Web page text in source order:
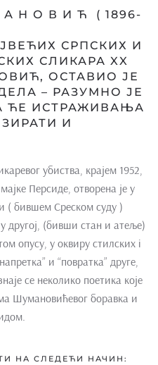
Н О В И Ћ ( 1896-
СРПСКИХ И
СЛИКАРА XX
ОСТАВИО ЈЕ
– РАЗУМНО ЈЕ
ЋЕ ИСТРАЖИВАЊА
И
убиства, крајем 1952,
Персиде, отворена је у
( бившем Среском суду )
другој, (бивши стан и атеље)
опусу, у оквиру стилских i
и “повратка” друге,
се неколико поетика које
Шумановићевог боравка и
НА СЛЕДЕЋИ НАЧИН: